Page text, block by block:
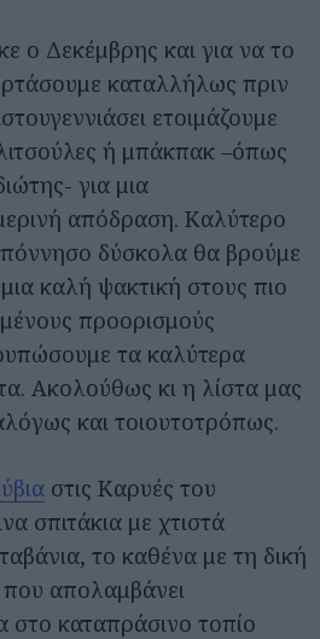
ο Δεκέμβρης και για να το
καταλλήλως πριν
ετοιμάζουμε
ή μπάκπακ –όπως
για μια
απόδραση. Καλύτερο
δύσκολα θα βρούμε
καλή ψακτική στους πιο
προορισμούς
τα καλύτερα
Ακολούθως κι η λίστα μας
και τοιουτοτρόπως.
στις Καρυές του
σπιτάκια με χτιστά
το καθένα με τη δική
απολαμβάνει
στο καταπράσινο τοπίο